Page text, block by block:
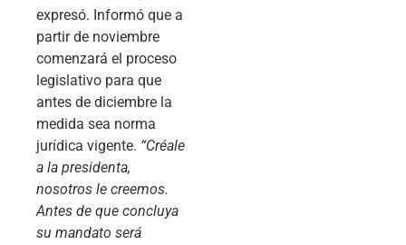
expresó. Informó que a
partir de noviembre
comenzará el proceso
legislativo para que
antes de diciembre la
medida sea norma
jurídica vigente. “Créale
a la presidenta,
nosotros le creemos.
Antes de que concluya
su mandato será